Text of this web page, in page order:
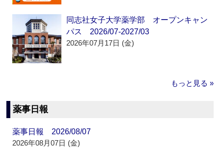
同志社女子大学薬学部 オープンキャン
パス 2026/07-2027/03
2026年07月17日 (金)
もっと見る »
薬事日報
薬事日報 2026/08/07
2026年08月07日 (金)